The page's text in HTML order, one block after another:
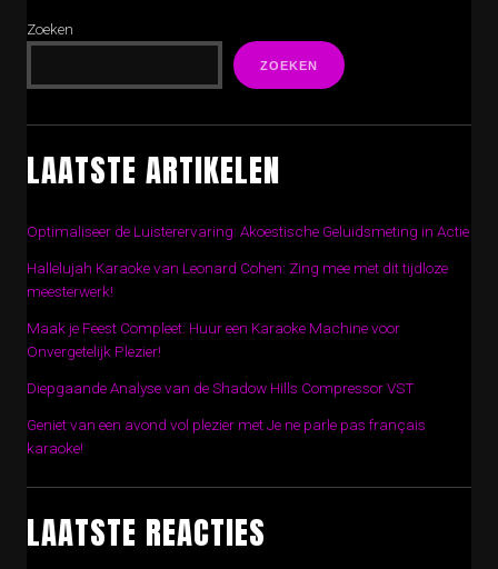
Zoeken
ZOEKEN
LAATSTE ARTIKELEN
Optimaliseer de Luisterervaring: Akoestische Geluidsmeting in Actie
Hallelujah Karaoke van Leonard Cohen: Zing mee met dit tijdloze
meesterwerk!
Maak je Feest Compleet: Huur een Karaoke Machine voor
Onvergetelijk Plezier!
Diepgaande Analyse van de Shadow Hills Compressor VST
Geniet van een avond vol plezier met Je ne parle pas français
karaoke!
LAATSTE REACTIES